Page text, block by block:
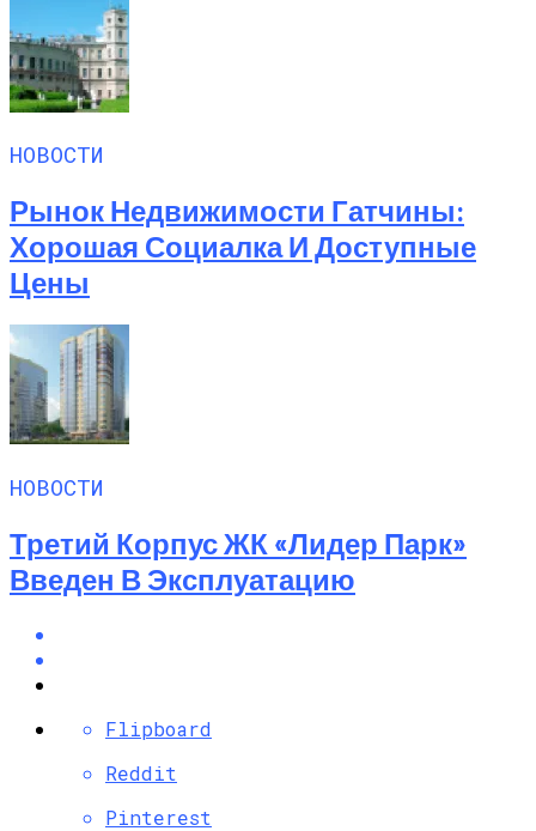
НОВОСТИ
Рынок Недвижимости Гатчины:
Хорошая Социалка И Доступные
Цены
НОВОСТИ
Третий Корпус ЖК «Лидер Парк»
Введен В Эксплуатацию
Flipboard
Reddit
Pinterest